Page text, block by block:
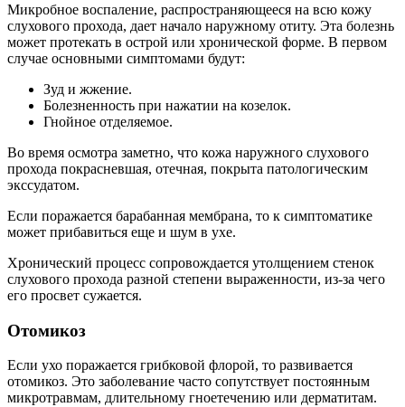
Микробное воспаление, распространяющееся на всю кожу
слухового прохода, дает начало наружному отиту. Эта болезнь
может протекать в острой или хронической форме. В первом
случае основными симптомами будут:
Зуд и жжение.
Болезненность при нажатии на козелок.
Гнойное отделяемое.
Во время осмотра заметно, что кожа наружного слухового
прохода покрасневшая, отечная, покрыта патологическим
экссудатом.
Если поражается барабанная мембрана, то к симптоматике
может прибавиться еще и шум в ухе.
Хронический процесс сопровождается утолщением стенок
слухового прохода разной степени выраженности, из-за чего
его просвет сужается.
Отомикоз
Если ухо поражается грибковой флорой, то развивается
отомикоз. Это заболевание часто сопутствует постоянным
микротравмам, длительному гноетечению или дерматитам.